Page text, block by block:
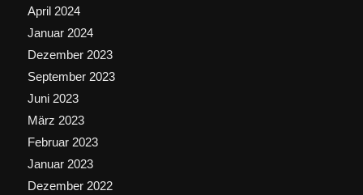
April 2024
Januar 2024
Dezember 2023
September 2023
Juni 2023
März 2023
Februar 2023
Januar 2023
Dezember 2022